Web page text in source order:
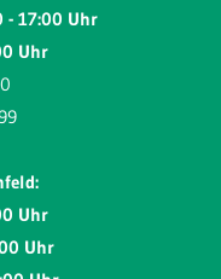
- 17:00 Uhr
Uhr
Uhr
Uhr